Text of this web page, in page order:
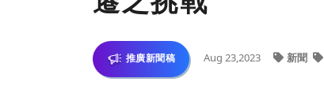
推廣新聞稿 Aug 23,2023 新聞